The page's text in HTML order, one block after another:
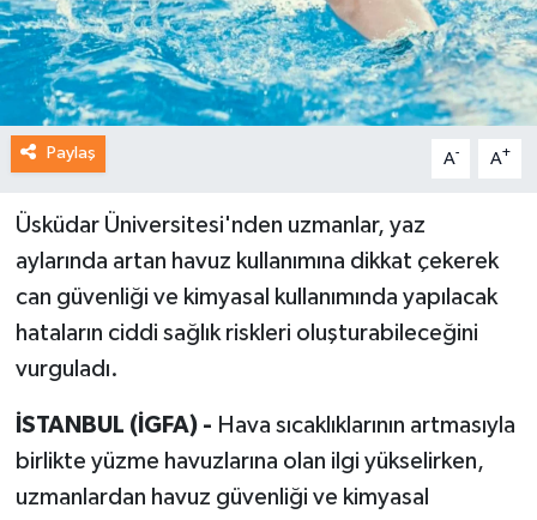
Paylaş A- A+
Üsküdar Üniversitesi'nden uzmanlar, yaz
aylarında artan havuz kullanımına dikkat çekerek
can güvenliği ve kimyasal kullanımında yapılacak
hataların ciddi sağlık riskleri oluşturabileceğini
vurguladı.
İSTANBUL (İGFA) - Hava sıcaklıklarının artmasıyla
birlikte yüzme havuzlarına olan ilgi yükselirken,
uzmanlardan havuz güvenliği ve kimyasal